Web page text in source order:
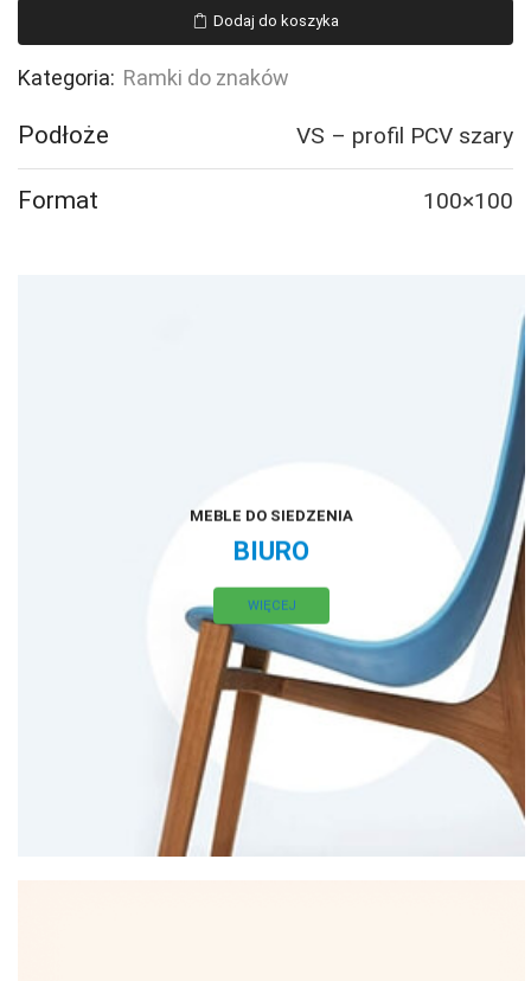
Ramka
szara
podwieszana
Dodaj do koszyka
Kategoria: Ramki do znaków
Podłoże VS – profil PCV szary
Format 100×100
MEBLE DO SIEDZENIA
BIURO
WIĘCEJ